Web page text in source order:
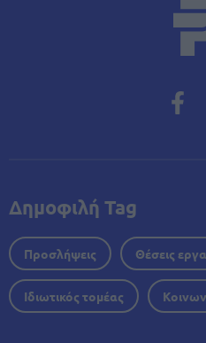
Δημοφιλή Tag
Προσλήψεις Θέσεις
Ιδιωτικός τομέας